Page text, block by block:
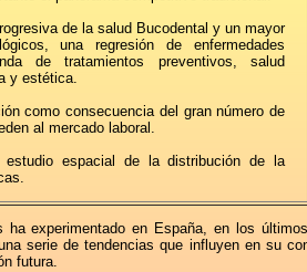
de la salud Bucodental y un mayor
una regresión de enfermedades
de tratamientos preventivos, salud
y estética.
como consecuencia del gran número de
al mercado laboral.
espacial de la distribución de la
experimentado en España, en los
serie de tendencias que influyen en su
futura.